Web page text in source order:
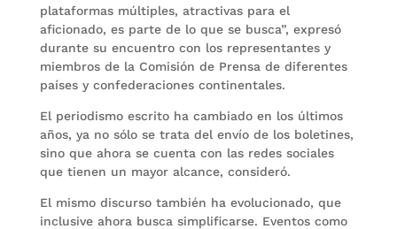
plataformas múltiples, atractivas para el
aficionado, es parte de lo que se busca”, expresó
durante su encuentro con los representantes y
miembros de la Comisión de Prensa de diferentes
países y confederaciones continentales.
El periodismo escrito ha cambiado en los últimos
años, ya no sólo se trata del envío de los boletines,
sino que ahora se cuenta con las redes sociales
que tienen un mayor alcance, consideró.
El mismo discurso también ha evolucionado, que
inclusive ahora busca simplificarse. Eventos como